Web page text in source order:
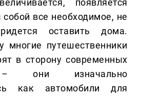
собой все необходимое, не
оставить дома.
многие путешественники
в сторону современных
– они изначально
как автомобили для